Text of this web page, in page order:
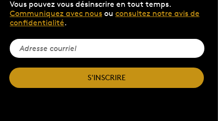
Vous pouvez vous désinscrire en tout temps.
Communiquez avec nous ou consultez notre avis de
confidentialité.
S'INSCRIRE